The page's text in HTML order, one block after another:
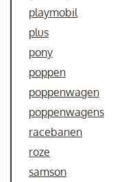
playmobil
plus
pony
poppen
poppenwagen
poppenwagens
racebanen
roze
samson